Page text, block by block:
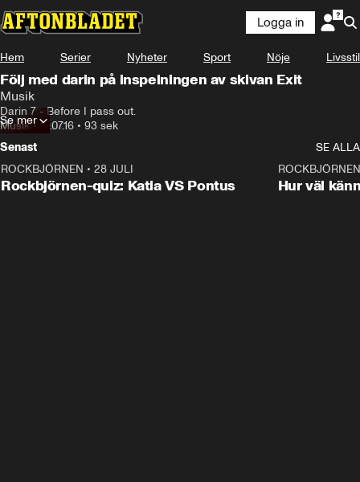
Logga in
Hem Serier Nyheter Sport Nöje Livsstil
Följ med darin på inspelningen av skivan Exit
Musik
Darin 7 - Before I pass out.
Musik• 19.07.16 • 93 sek
Se mer
Senast
SE ALLA
ROCKBJÖRNEN • 28 JULI
Rockbjörnen-quiz: Katia VS Pontus
ROCKBJÖRNEN
Hur väl